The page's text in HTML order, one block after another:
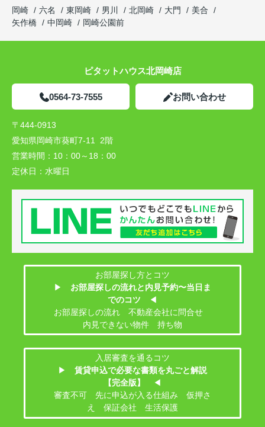
岡崎
六名 東岡崎 男川 北岡崎 大門
美合
矢作橋
中岡崎 岡崎公園前
ピタットハウス北岡崎店
0564-73-7555 お問い合わせ
〒444-0913
愛知県岡崎市葵町7-11 2階
営業時間： 10：00～18：00
定休日： 水曜日
お部屋探し方とコツ
▶
お部屋探しの流れと内見予約〜当日ま
でのコツ
◀
お部屋探しの流れ 不動産会社に問合せ
内見できない物件 持ち物
入居審査を通るコツ
▶
賃貸申込で必要な書類を丸ごと解説
【完全版】
◀
審査不可 先に申込が入る仕組み 仮押さ
え 保証会社 生活保護